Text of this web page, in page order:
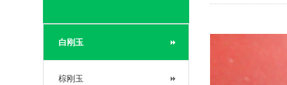
白刚玉
棕刚玉